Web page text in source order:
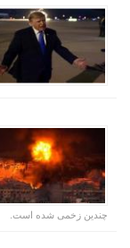
چندین زخمی شده است.